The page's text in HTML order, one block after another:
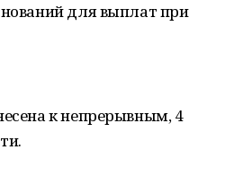
для выплат при
к непрерывным, 4